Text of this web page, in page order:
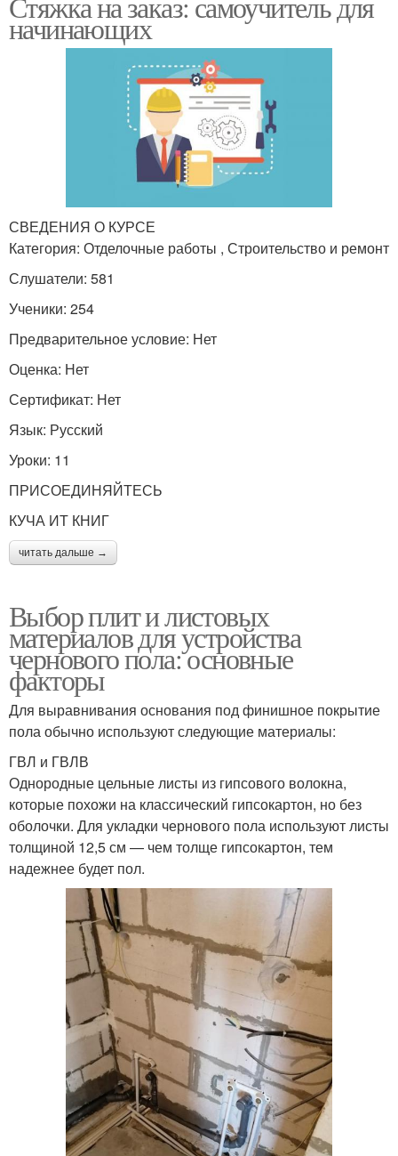
начинающих
СВЕДЕНИЯ О КУРСЕ
Категория: Отделочные работы , Строительство и ремонт
Слушатели: 581
Ученики: 254
Предварительное условие: Нет
Оценка: Нет
Сертификат: Нет
Язык: Русский
Уроки: 11
ПРИСОЕДИНЯЙТЕСЬ
КУЧА ИТ КНИГ
читать дальше →
Выбор плит и листовых
материалов для устройства
чернового пола: основные
факторы
Для выравнивания основания под финишное покрытие
пола обычно используют следующие материалы:
ГВЛ и ГВЛВ
Однородные цельные листы из гипсового волокна,
которые похожи на классический гипсокартон, но без
оболочки. Для укладки чернового пола используют листы
толщиной 12,5 см — чем толще гипсокартон, тем
надежнее будет пол.